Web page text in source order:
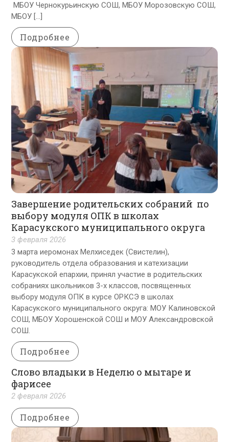
МБОУ Чернокурьинскую СОШ, МБОУ Морозовскую СОШ,
МБОУ […]
Подробнее
Завершение родительских собраний по
выбору модуля ОПК в школах
Карасукского муниципального округа
3 февраля 2026
3 марта иеромонах Мелхиседек (Свистелин),
руководитель отдела образования и катехизации
Карасукской епархии, принял участие в родительских
собраниях школьников 3-х классов, посвященных
выбору модуля ОПК в курсе ОРКСЭ в школах
Карасукского муниципального округа: МОУ Калиновской
СОШ, МБОУ Хорошенской СОШ и МОУ Александровской
СОШ.
Подробнее
Слово владыки в Неделю о мытаре и
фарисее
2 февраля 2026
Подробнее